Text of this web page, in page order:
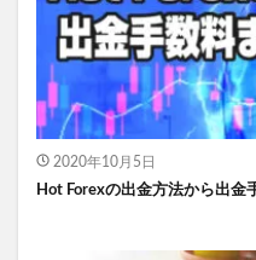
2020年10月5日
Hot Forexの出金方法から出金